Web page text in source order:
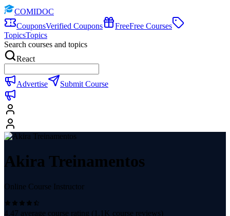
COMIDOC
CouponsVerified Coupons FreeFree Courses
TopicsTopics
Search courses and topics
React
Advertise Submit Course
Akira Treinamentos
Online Course Instructor
4.47 average course rating ( 1.1K course reviews)